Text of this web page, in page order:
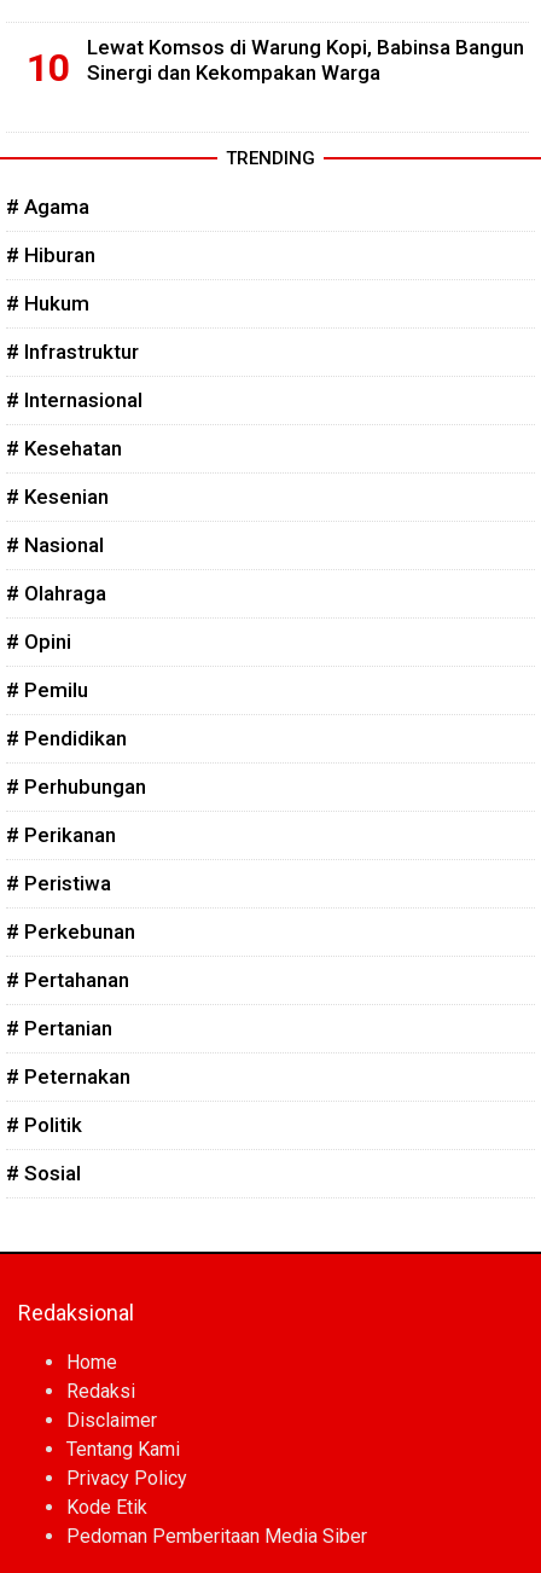
Lewat Komsos di Warung Kopi, Babinsa Bangun
Sinergi dan Kekompakan Warga
TRENDING
# Agama
# Hiburan
# Hukum
# Infrastruktur
# Internasional
# Kesehatan
# Kesenian
# Nasional
# Olahraga
# Opini
# Pemilu
# Pendidikan
# Perhubungan
# Perikanan
# Peristiwa
# Perkebunan
# Pertahanan
# Pertanian
# Peternakan
# Politik
# Sosial
Redaksional
Home
Redaksi
Disclaimer
Tentang Kami
Privacy Policy
Kode Etik
Pedoman Pemberitaan Media Siber